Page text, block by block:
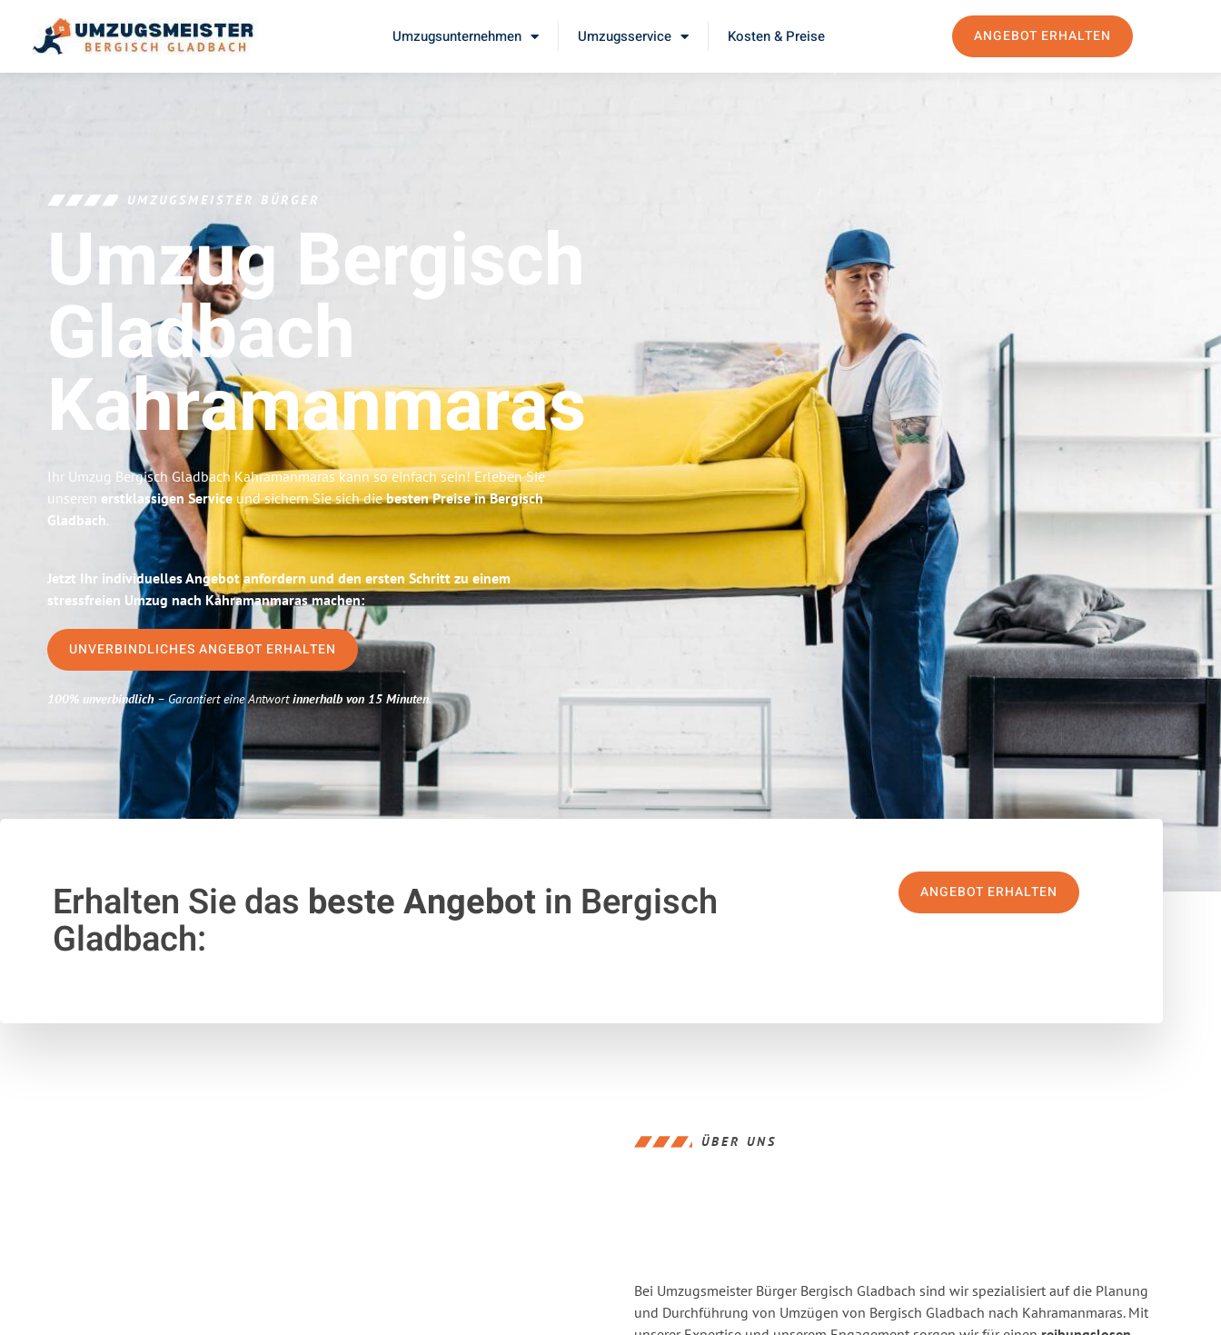
Umzugsunternehmen Umzugsservice Kosten & Preise ANGEBOT ERHALTEN
UMZUGSMEISTER BÜRGER
Umzug Bergisch
Gladbach
Kahramanmaras
Ihr Umzug Bergisch Gladbach Kahramanmaras kann so einfach sein! Erleben Sie
unseren erstklassigen Service und sichern Sie sich diebesten Preise in Bergisch
Gladbach.
Jetzt Ihr individuelles Angebot anfordern und den ersten Schritt zu einem
stressfreien Umzug nach Kahramanmaras machen:
UNVERBINDLICHES ANGEBOT ERHALTEN
100% unverbindlich– Garantiert eine Antwortinnerhalb von 15 Minuten.
Erhalten Sie das beste Angebotin Bergisch
Gladbach:
ANGEBOT ERHALTEN
ÜBER UNS
Bei Umzugsmeister Bürger Bergisch Gladbach sind wir spezialisiert auf die Planung
und Durchführung von Umzügen von Bergisch Gladbach nach Kahramanmaras. Mit